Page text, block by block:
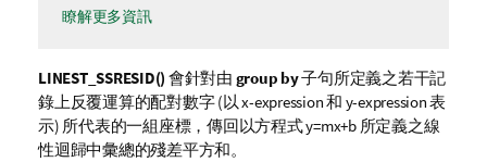
瞭解更多資訊
LINEST_SSRESID() 會針對由 group by子句所定義之若干記
錄上反覆運算的配對數字 (以x-expression和 y-expression表
示) 所代表的一組座標，傳回以方程式y=mx+b所定義之線
性迴歸中彙總的殘差平方和。